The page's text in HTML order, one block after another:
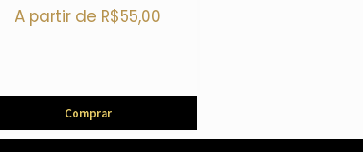
A partir de R$55,00
Comprar